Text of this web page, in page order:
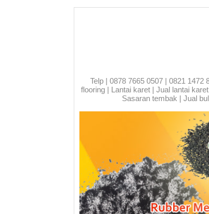
Telp | 0878 7665 0507 | 0821
flooring | Lantai karet | Jual lantai
Sasaran tembak | Jual